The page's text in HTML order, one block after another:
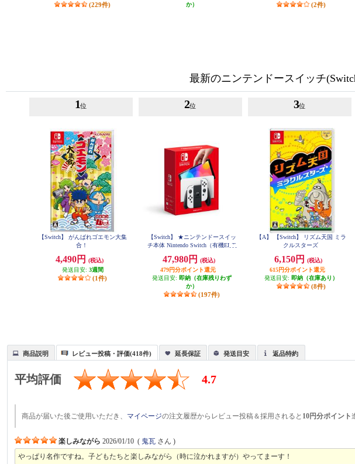
(229件)
か）
(2件)
最新のニンテンドースイッチ
1位
【Switch】 がんばれゴエモン大集
合！
4,490円
(税込)
発送目安: 3週間
(1件)
2位
【Switch】 ★ニンテンドースイッ
チ本体 Nintendo Switch（有機ELモ
47,980円
(税込)
479円分ポイント還元
発送目安: 即納（在庫残りわず
か）
(197件)
3位
【A】 【Switch】 リズム天国 ミラ
クルスターズ
6,150円
(税込)
615円分ポイント還元
発送目安: 即納（在庫あり）
(8件)
商品説明 レビュー投稿・評価(418件) 延長保証 発送目安 返品特約
平均評価 4.7
商品が届いた後ご使用いただき、 マイページの注文履歴からレビュー投稿＆採用されると 10円分ポイント
楽しみながら 2026/01/10 ( 鬼瓦 さん )
やっぱり名作ですね。子どもたちと楽しみながら（時に泣かれますが）やってまーす！